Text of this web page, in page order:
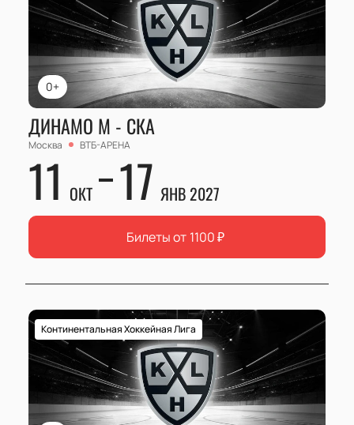
0+
ДИНАМО М - СКА
Москва ВТБ-АРЕНА
11 ОКТ 17 ЯНВ 2027
Билеты от 1100₽
Континентальная Хоккейная Лига